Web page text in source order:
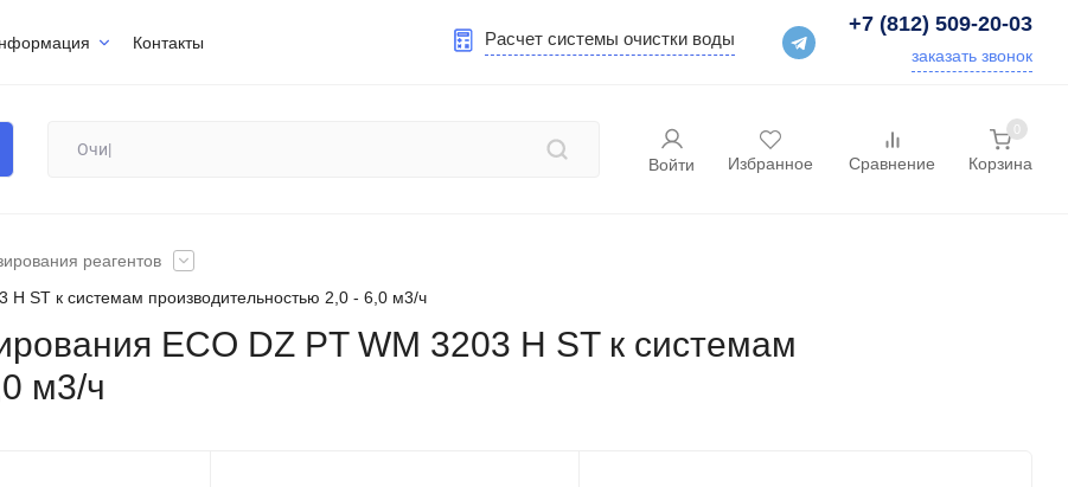
Контакты Расчет системы очистки воды
+7 (812) 509-20-03
заказать звонок
Войти Избранное Сравнение Корзина
0
реагентов
H ST к системам производительностью 2,0 - 6,0 м3/ч
ECO DZ PT WM 3203 H ST к системам
м3/ч